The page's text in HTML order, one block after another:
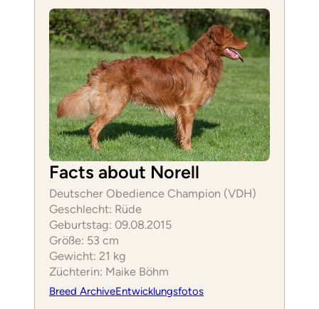
Facts about Norell
Deutscher Obedience Champion (VDH)
Geschlecht: Rüde
Geburtstag: 09.08.2015
Größe: 53 cm
Gewicht: 21 kg
Züchterin: Maike Böhm
Breed ArchiveEntwicklungsfotos